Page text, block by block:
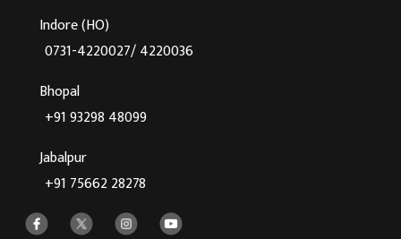
Indore (HO)
0731-4220027/ 4220036
Bhopal
+91 93298 48099
Jabalpur
+91 75662 28278